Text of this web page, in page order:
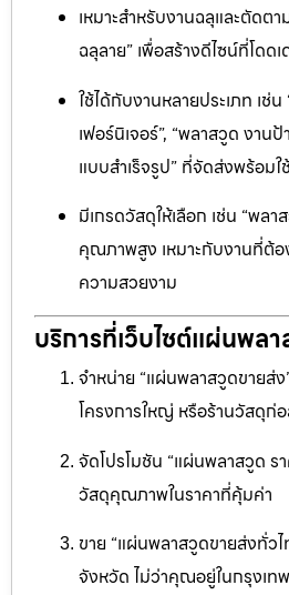
เหมาะสำหรับงานฉลุและตัดต
ฉลุลาย” เพื่อสร้างดีไซน์ที่โดด
ใช้ได้กับงานหลายประเภท เช่
เฟอร์นิเจอร์”, “พลาสวูด งาน
แบบสำเร็จรูป” ที่จัดส่งพร้อมใ
มีเกรดวัสดุให้เลือก เช่น “พลา
คุณภาพสูง เหมาะกับงานที่ต้
ความสวยงาม
บริการที่เว็บไซต์แผ่นพล
จำหน่าย “แผ่นพลาสวูดขายส่ง
โครงการใหญ่ หรือร้านวัสดุก่
จัดโปรโมชัน “แผ่นพลาสวูด ร
วัสดุคุณภาพในราคาที่คุ้มค่า
ขาย “แผ่นพลาสวูดขายส่งทั่ว
จังหวัด ไม่ว่าคุณอยู่ในกรุงเท